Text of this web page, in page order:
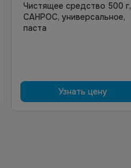
Чистящее средство 500 г,
САНРОС, универсальное,
паста
Узнать цену